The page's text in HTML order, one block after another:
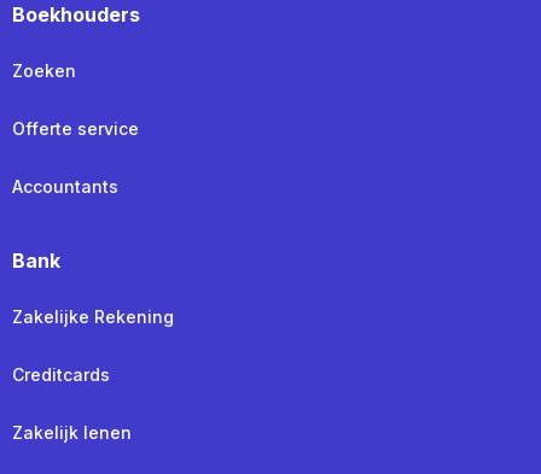
Boekhouders
Zoeken
Offerte service
Accountants
Bank
Zakelijke Rekening
Creditcards
Zakelijk lenen